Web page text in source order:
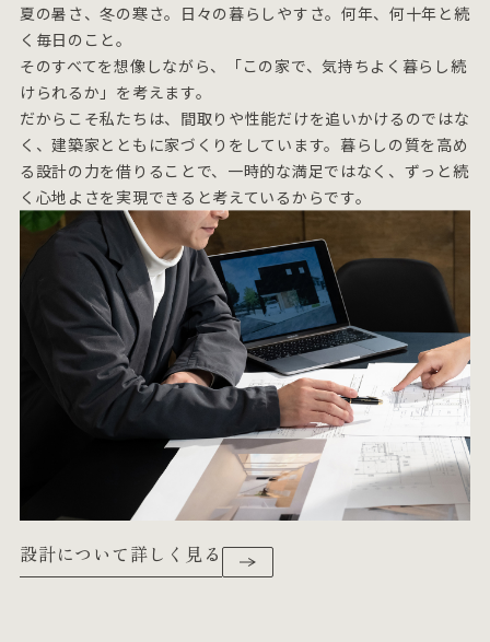
夏の暑さ、冬の寒さ。日々の暮らしやすさ。何年、何十年と続
く毎日のこと。
そのすべてを想像しながら、「この家で、気持ちよく暮らし続
けられるか」を考えます。
だからこそ私たちは、間取りや性能だけを追いかけるのではな
く、建築家とともに家づくりをしています。暮らしの質を高め
る設計の力を借りることで、一時的な満足ではなく、ずっと続
く心地よさを実現できると考えているからです。
設計について詳しく見る